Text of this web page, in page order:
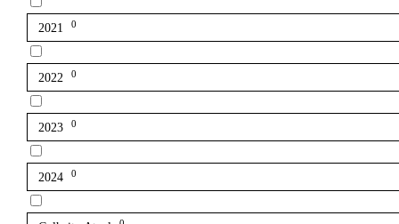
2021 0
2022 0
2023 0
2024 0